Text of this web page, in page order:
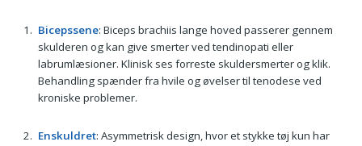
Bicepssene: Biceps brachiis lange hoved passerer gennem
skulderen og kan give smerter ved tendinopati eller
labrumlæsioner. Klinisk ses forreste skuldersmerter og klik.
Behandling spænder fra hvile og øvelser til tenodese ved
kroniske problemer.
Enskuldret: Asymmetrisk design, hvor et stykke tøj kun har